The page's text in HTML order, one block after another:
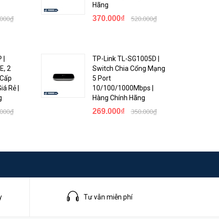
cho
Hãng
370.000₫ 520.000₫
2
Rẻ |
TP-Link TL-SG1005D |
Switch Chia Cổng Mạng
5 Port
10/100/1000Mbps |
Hàng Chính Hãng
269.000₫ 350.000₫
Tư vẫn miễn phí